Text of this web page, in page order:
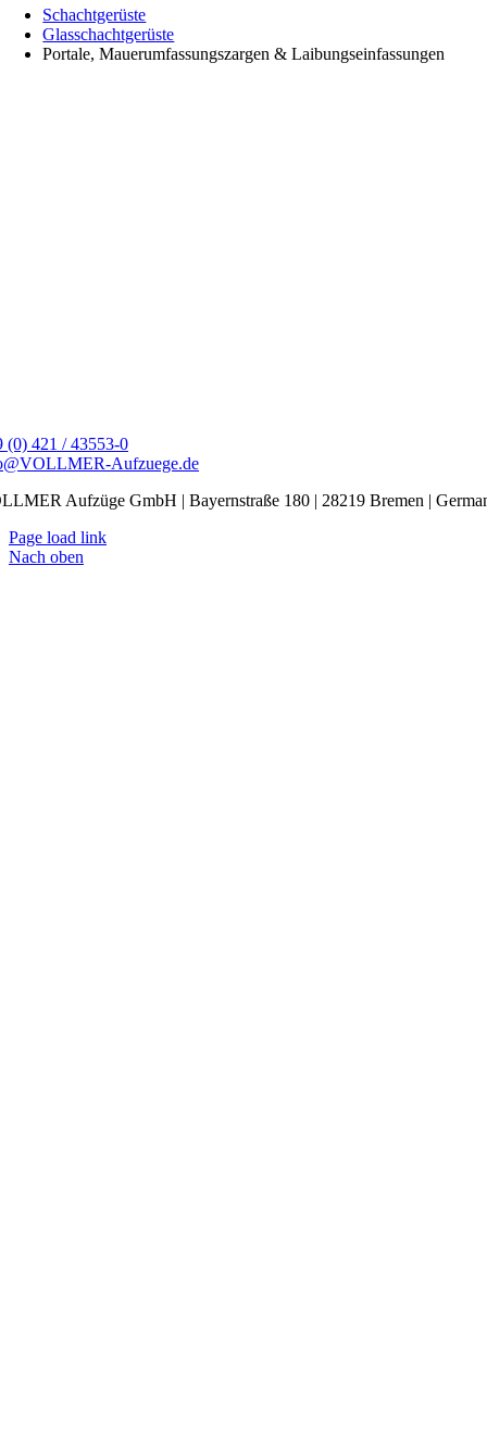
Schachtgerüste
Glasschachtgerüste
Portale, Mauerumfassungszargen & Laibungseinfassungen
(0) 421 / 43553-0
Aufzuege.de
Aufzüge GmbH | Bayernstraße 180 | 28219 Bremen |
Page load link
Nach oben